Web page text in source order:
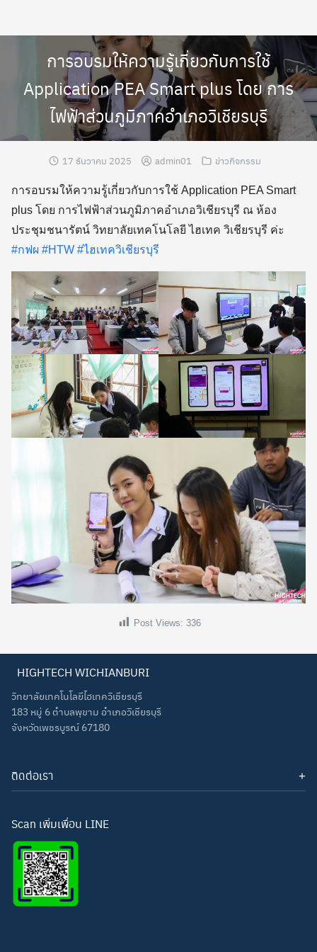
Search
for:
การอบรมให้ความรู้เกี่ยวกับการใช้
Application PEA Smart plus โดย การ
ไฟฟ้าส่วนภูมิภาคอำเภอวิเชียรบุรี
17 ธันวาคม 2025 admin01 ข่าวกิจกรรม
การอบรมให้ความรู้เกี่ยวกับการใช้ Application PEA Smart
plus โดย การไฟฟ้าส่วนภูมิภาคอำเภอวิเชียรบุรี ณ ห้อง
ประชุมชนารัตน์ วิทยาลัยเทคโนโลยี ไฮเทค วิเชียรบุรี ค่ะ
#กฟผ #HTW #ไฮเทควิเชียรบุรี
Post Views: 336
HIGHTECH WICHIANBURI
วิทยาลัยเทคโนโลยีไฮเทควิเชียรบุรี
183 หมู่ 6 ตำบลพุขาม อำเภอวิเชียรบุรี
จังหวัดเพชรบูรณ์ 67180
ติดต่อเรา
โทรศัพท์: 093-3277343
อีเมล: hightechwichian@gmail.com
Scan เพิ่มเพื่อน LINE